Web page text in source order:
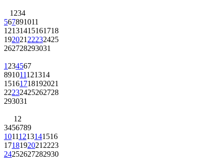
1 234
567891011
12131415161718
192021 22232425
262728293031
1 234567
891011121314
15161718192021
22232425262728
293031
1 2
3456789
10111213141516
1718192021 2223
24252627282930